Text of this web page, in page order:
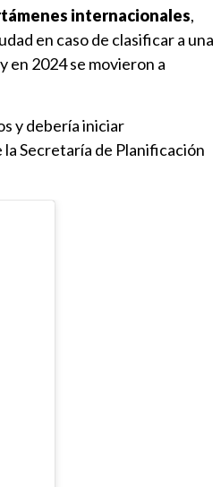
internacionales,
en caso de clasificar a una
en 2024 se movieron a
y debería iniciar
Secretaría de Planificación